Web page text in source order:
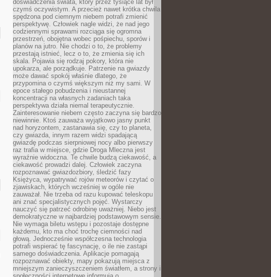
doświadczenia świata, który przez tysiące lat był
czymś oczywistym. A przecież nawet krótka chwila
spędzona pod ciemnym niebem potrafi zmienić
perspektywę. Człowiek nagle widzi, że nad jego
codziennymi sprawami rozciąga się ogromna
przestrzeń, obojętna wobec pośpiechu, sporów i
planów na jutro. Nie chodzi o to, że problemy
przestają istnieć, lecz o to, że zmienia się ich
skala. Pojawia się rodzaj pokory, która nie
upokarza, ale porządkuje. Patrzenie na gwiazdy
może dawać spokój właśnie dlatego, że
przypomina o czymś większym niż my sami. W
epoce stałego pobudzenia i nieustannej
koncentracji na własnych zadaniach taka
perspektywa działa niemal terapeutycznie.
Zainteresowanie niebem często zaczyna się bardzo
niewinnie. Ktoś zauważa wyjątkowo jasny punkt
nad horyzontem, zastanawia się, czy to planeta,
czy gwiazda, innym razem widzi spadającą
gwiazdę podczas sierpniowej nocy albo pierwszy
raz trafia w miejsce, gdzie Droga Mleczna jest
wyraźnie widoczna. Te chwile budzą ciekawość, a
ciekawość prowadzi dalej. Człowiek zaczyna
rozpoznawać gwiazdozbiory, śledzić fazy
Księżyca, wypatrywać rojów meteorów i czytać o
zjawiskach, których wcześniej w ogóle nie
zauważał. Nie trzeba od razu kupować teleskopu
ani znać specjalistycznych pojęć. Wystarczy
nauczyć się patrzeć odrobinę uważniej. Niebo jest
demokratyczne w najbardziej podstawowym sensie.
Nie wymaga biletu wstępu i pozostaje dostępne
każdemu, kto ma choć trochę ciemności nad
głową. Jednocześnie współczesna technologia
potrafi wspierać tę fascynację, o ile nie zastąpi
samego doświadczenia. Aplikacje pomagają
rozpoznawać obiekty, mapy pokazują miejsca z
mniejszym zanieczyszczeniem światłem, a strony i